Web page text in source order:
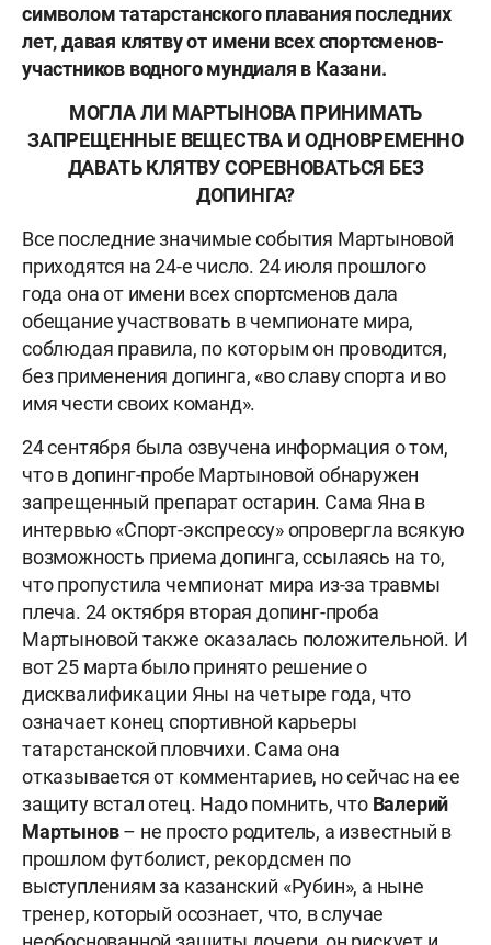
символом татарстанского плавания последних
лет, давая клятву от имени всех спортсменов-
участников водного мундиаля в Казани.
МОГЛА ЛИ МАРТЫНОВА ПРИНИМАТЬ
ЗАПРЕЩЕННЫЕ ВЕЩЕСТВА И ОДНОВРЕМЕННО
ДАВАТЬ КЛЯТВУ СОРЕВНОВАТЬСЯ БЕЗ
ДОПИНГА?
Все последние значимые события Мартыновой
приходятся на 24-е число. 24 июля прошлого
года она от имени всех спортсменов дала
обещание участвовать в чемпионате мира,
соблюдая правила, по которым он проводится,
без применения допинга, «во славу спорта и во
имя чести своих команд».
24 сентября была озвучена информация о том,
что в допинг-пробе Мартыновой обнаружен
запрещенный препарат остарин. Сама Яна в
интервью «Спорт-экспрессу» опровергла всякую
возможность приема допинга, ссылаясь на то,
что пропустила чемпионат мира из-за травмы
плеча. 24 октября вторая допинг-проба
Мартыновой также оказалась положительной. И
вот 25 марта было принято решение о
дисквалификации Яны на четыре года, что
означает конец спортивной карьеры
татарстанской пловчихи. Сама она
отказывается от комментариев, но сейчас на ее
защиту встал отец. Надо помнить, что Валерий
Мартынов– не просто родитель, а известный в
прошлом футболист, рекордсмен по
выступлениям за казанский «Рубин», а ныне
тренер, который осознает, что, в случае